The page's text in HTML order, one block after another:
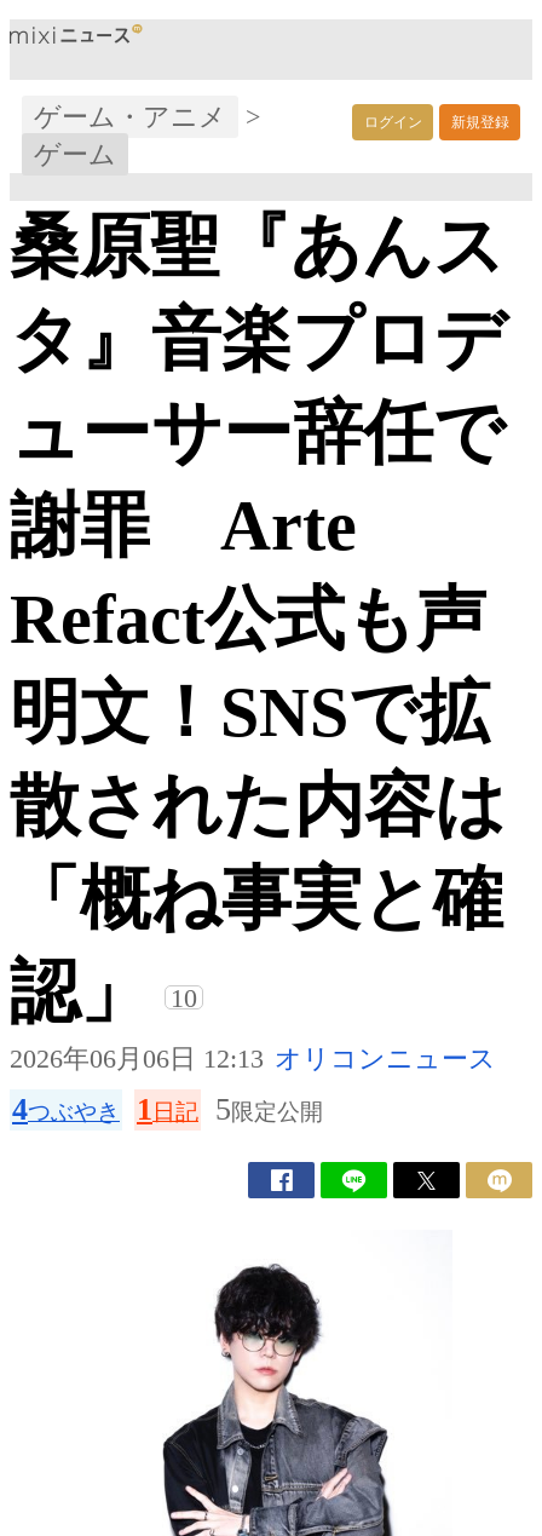
ログイン 新規登録
ゲーム・アニメ
>
ゲーム
桑原聖『あんス
タ』音楽プロデ
ューサー辞任で
謝罪 Arte
Refact公式も声
明文！SNSで拡
散された内容は
「概ね事実と確
認」
10
2026年06月06日 12:13 オリコンニュース
4つぶやき 1 日記 5限定公開